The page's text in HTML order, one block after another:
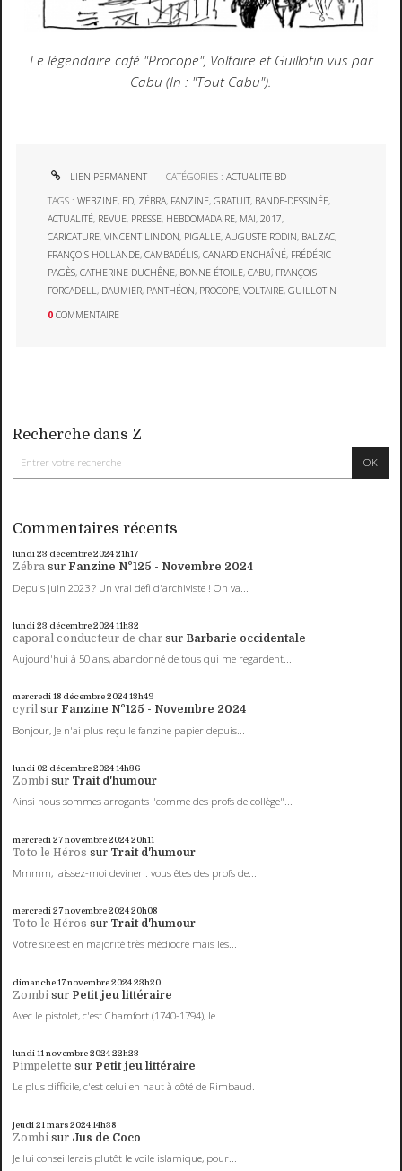
Le légendaire café "Procope", Voltaire et Guillotin vus par
Cabu (In : "Tout Cabu").
LIEN PERMANENT CATÉGORIES :ACTUALITE BD
TAGS :WEBZINE, BD, ZÉBRA, FANZINE,GRATUIT, BANDE-DESSINÉE,
ACTUALITÉ, REVUE, PRESSE, HEBDOMADAIRE, MAI,2017,
CARICATURE,VINCENT LINDON, PIGALLE,AUGUSTE RODIN, BALZAC,
FRANÇOIS HOLLANDE,CAMBADÉLIS,CANARD ENCHAÎNÉ, FRÉDÉRIC
PAGÈS,CATHERINE DUCHÊNE, BONNE ÉTOILE,CABU, FRANÇOIS
FORCADELL, DAUMIER, PANTHÉON, PROCOPE,VOLTAIRE,GUILLOTIN
0 COMMENTAIRE
Recherche dans Z
Commentaires récents
lundi 23 décembre 202421h17
Zébra sur Fanzine N°125 - Novembre 2024
Depuis juin 2023 ? Un vrai défi d'archiviste ! On va...
lundi 23 décembre 202411h32
caporal conducteur de char sur Barbarie occidentale
Aujourd'hui à 50 ans, abandonné de tous qui me regardent...
mercredi 18 décembre 202413h49
cyril sur Fanzine N°125 - Novembre 2024
Bonjour, Je n'ai plus reçu le fanzine papier depuis...
lundi 02 décembre 202414h36
Zombi sur Trait d'humour
Ainsi nous sommes arrogants "comme des profs de collège"...
mercredi 27novembre 202420h11
Toto le Héros sur Trait d'humour
Mmmm, laissez-moi deviner : vous êtes des profs de...
mercredi 27novembre 202420h08
Toto le Héros sur Trait d'humour
Votre site est en majorité très médiocre mais les...
dimanche 17novembre 202423h20
Zombi sur Petit jeu littéraire
Avec le pistolet, c'est Chamfort (1740-1794), le...
lundi 11novembre 202422h23
Pimpelette sur Petit jeu littéraire
Le plus difficile, c'est celui en haut à côté de Rimbaud.
jeudi 21 mars 202414h38
Zombi sur Jus de Coco
Je lui conseillerais plutôt le voile islamique, pour...